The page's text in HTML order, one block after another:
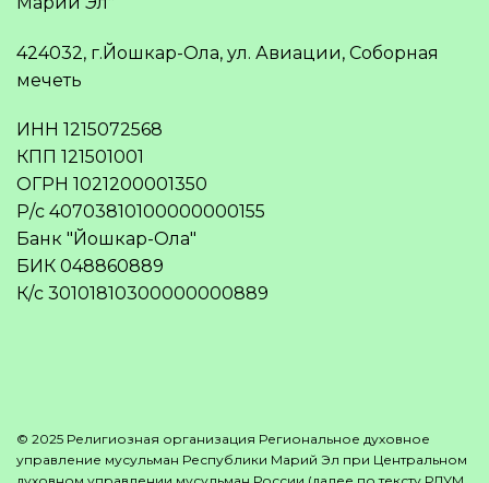
424032, г.Йошкар-Ола, ул. Авиации, Соборная
мечеть
ИНН 1215072568
КПП 121501001
ОГРН 1021200001350
Р/с 40703810100000000155
Банк "Йошкар-Ола"
БИК 048860889
К/с 30101810300000000889
© 2025 Религиозная организация Региональное духовное
управление мусульман Республики Марий Эл при Центральном